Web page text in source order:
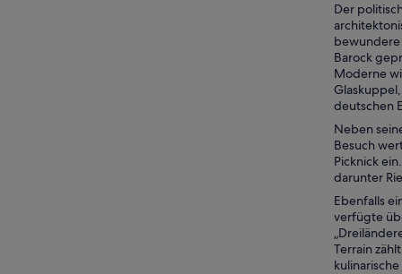
Der
bewundere
Barock
Moderne
deutschen
Neben
Besuch
Picknick
darunter
Ebenfalls
verfügte
Terrain